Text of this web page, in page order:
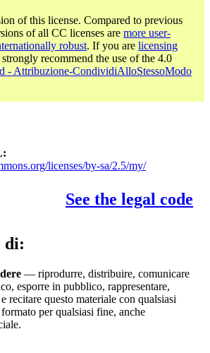
of this license. Compared to previous
of all CC licenses are more user-
robust. If you are licensing
recommend the use of the 4.0
- Attribuzione-CondividiAlloStessoModo
licenses/by-sa/2.5/my/
See the legal code
di:
— riprodurre, distribuire, comunicare
esporre in pubblico, rappresentare,
recitare questo materiale con qualsiasi
per qualsiasi fine, anche